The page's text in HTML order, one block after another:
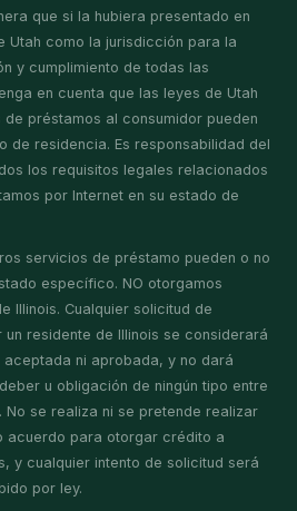
que si la hubiera presentado en
Utah como la jurisdicción para la
y cumplimiento de todas las
en cuenta que las leyes de Utah
préstamos al consumidor pueden
de residencia. Es responsabilidad del
los requisitos legales relacionados
por Internet en su estado de
servicios de préstamo pueden o no
específico. NO otorgamos
Illinois. Cualquier solicitud de
residente de Illinois se considerará
ni aprobada, y no dará
u obligación de ningún tipo entre
No se realiza ni se pretende realizar
acuerdo para otorgar crédito a
y cualquier intento de solicitud será
por ley.